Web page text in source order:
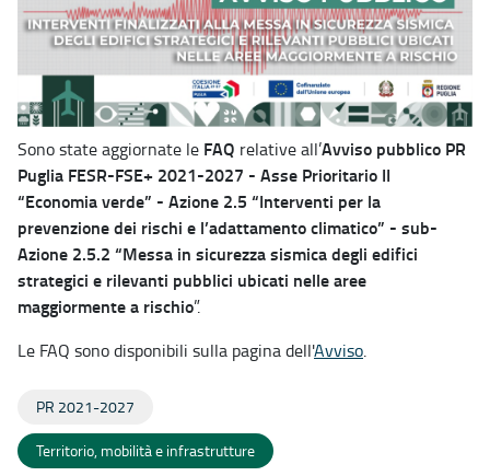
Sono state aggiornate le FAQ relative all’Avviso pubblico PR
Puglia FESR-FSE+ 2021-2027 - Asse Prioritario II
“Economia verde” - Azione 2.5 “Interventi per la
prevenzione dei rischi e l’adattamento climatico” - sub-
Azione 2.5.2 “Messa in sicurezza sismica degli edifici
strategici e rilevanti pubblici ubicati nelle aree
maggiormente a rischio”.
Le FAQ sono disponibili sulla pagina dell'Avviso.
PR 2021-2027
Territorio, mobilità e infrastrutture